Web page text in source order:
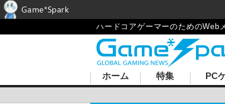
ハードコアゲーマーのためのWeb
ホーム 特集 PC
Game*Spark